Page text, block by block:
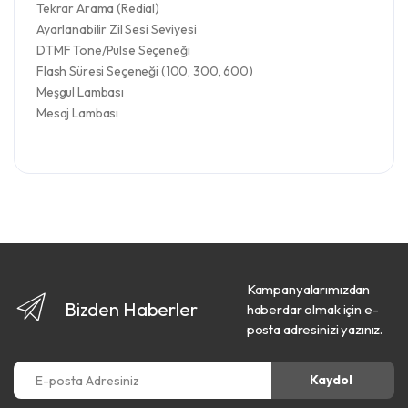
Tekrar Arama (Redial)
Ayarlanabilir Zil Sesi Seviyesi
DTMF Tone/Pulse Seçeneği
Flash Süresi Seçeneği (100, 300, 600)
Meşgul Lambası
Mesaj Lambası
Bizden Haberler
Kampanyalarımızdan
haberdar olmak için e-
posta adresinizi yazınız.
E-posta Adresiniz
Kaydol